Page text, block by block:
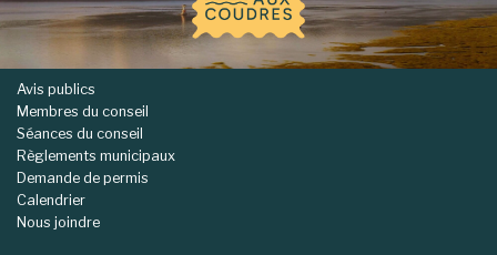
Avis publics
Membres du conseil
Séances du conseil
Règlements municipaux
Demande de permis
Calendrier
Nous joindre